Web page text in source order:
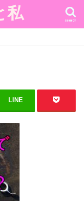
私 search
LINE